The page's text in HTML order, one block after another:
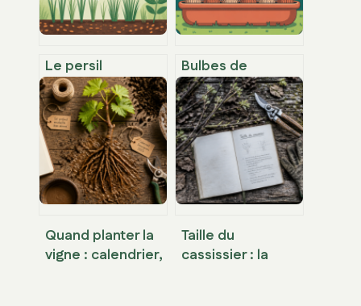
Le persil
repousse-t-il
l’année suivante
ou faut-il le
replanter ?
Bulbes de
jacinthe lidl : avis,
qualité, prix et
conseils
pratiques
Quand planter la
vigne : calendrier,
Taille du
cassissier : la